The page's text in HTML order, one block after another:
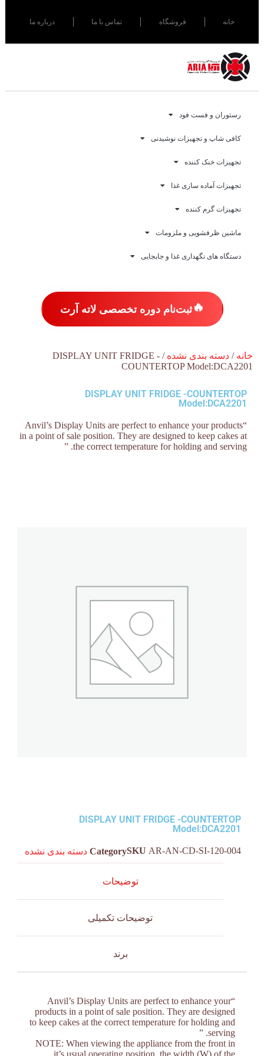
خانه فروشگاه تماس با ما درباره ما
رستوران و فست فود
کافی شاپ و تجهیزات نوشیدنی
تجهیزات خنک کننده
تجهیزات آماده سازی غذا
تجهیزات گرم کننده
ماشین ظرفشویی و ملزومات
دستگاه های نگهداری غذا و جابجایی
🔥ثبت‌نام دوره تخصصی لاته آرت
خانه / دسته بندی نشده
/ DISPLAY UNIT FRIDGE -
COUNTERTOP Model:DCA2201
DISPLAY UNIT FRIDGE -COUNTERTOP
Model:DCA2201
“Anvil’s Display Units are perfect to enhance your products
in a point of sale position. They are designed to keep cakes at
the correct temperature for holding and serving. ”
DISPLAY UNIT FRIDGE -COUNTERTOP
Model:DCA2201
SKU AR-AN-CD-SI-120-004
Category دسته بندی نشده
توضیحات
توضیحات تکمیلی
برند
“Anvil’s Display Units are perfect to enhance your
products in a point of sale position. They are designed
to keep cakes at the correct temperature for holding and
serving. ”
NOTE: When viewing the appliance from the front in